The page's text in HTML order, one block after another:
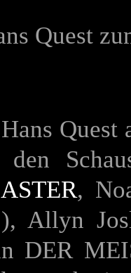
Quest
Quest
den
,
Allyn
DER